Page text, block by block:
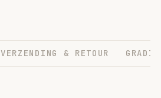
VERZENDING & RETOUR